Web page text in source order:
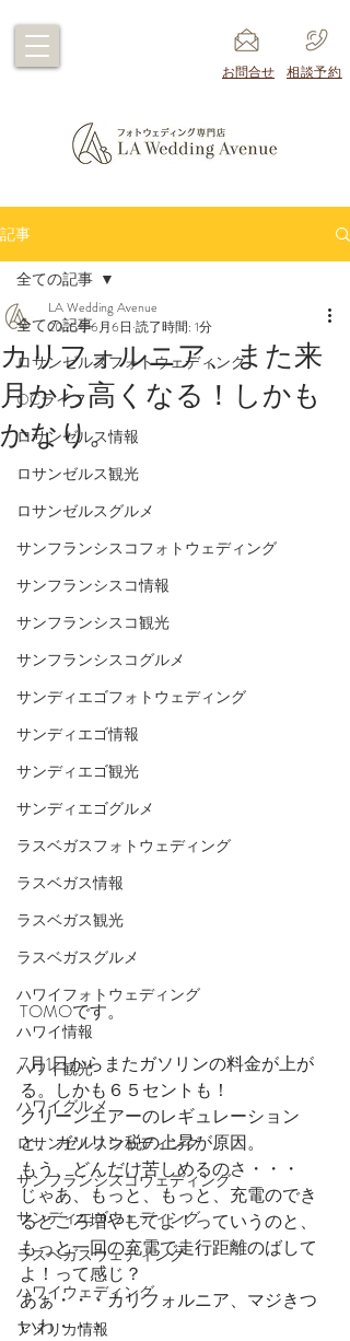
​お問合せ ​相談予約
記事
全ての記事
ロサンゼルスフォトウェディング
OCライフ
ロサンゼルス情報
ロサンゼルス観光
ロサンゼルスグルメ
サンフランシスコフォトウェディング
サンフランシスコ情報
サンフランシスコ観光
サンフランシスコグルメ
サンディエゴフォトウェディング
サンディエゴ情報
サンディエゴ観光
サンディエゴグルメ
ラスベガスフォトウェディング
ラスベガス情報
ラスベガス観光
ラスベガスグルメ
ハワイフォトウェディング
ハワイ情報
ハワイ観光
ハワイグルメ
ロサンゼルスウェディング
サンフランシスコウェディング
サンディエゴウェディング
ラスベガスウェディング
ハワイウェディング
アメリカ情報
全ての記事
カリフォルニア、また来
月から高くなる！しかも
かなり。
LA Wedding Avenue
2025年6月6日 読了時間: 1分
TOMOです。
7月1日からまたガソリンの料金が上が
る。しかも６５セントも！
クリーンエアーのレギュレーション
と、ガソリン税の上昇が原因。
もう、どんだけ苦しめるのさ・・・
じゃあ、もっと、もっと、充電のでき
るところ増やしてよ！っていうのと、
もっと一回の充電で走行距離のばして
よ！って感じ？
あぁ・・・カリフォルニア、マジきつ
いわ・・・